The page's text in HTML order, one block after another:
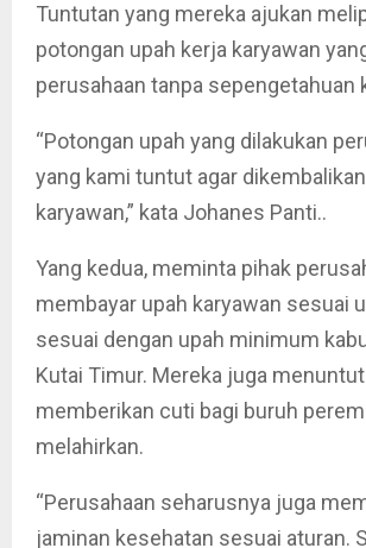
Tuntutan yang mereka ajukan
potongan upah kerja karyawan
perusahaan tanpa sepengetahuan
“Potongan upah yang dilakukan
yang kami tuntut agar
karyawan,” kata Johanes Panti..
Yang kedua, meminta pihak
membayar upah karyawan sesuai
sesuai dengan upah minimum
Kutai Timur. Mereka juga
memberikan cuti bagi buruh
melahirkan.
“Perusahaan seharusnya juga
jaminan kesehatan sesuai aturan.